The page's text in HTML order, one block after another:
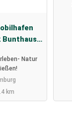
Bunthaus
Natur
km